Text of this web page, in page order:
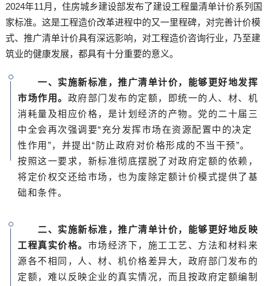
2024年11月，住房城乡建设部发布了建设工程量清单计价系列国
家标准。这是工程造价改革进程中的又一里程碑，对完善计价模
式、推广清单计价具有深远影响，对工程造价咨询行业，乃至建
筑业的健康发展，都具有十分重要的意义。
一、实施新标准，推广清单计价，能够更好地发挥
市场作用。 政府部门发布的定额，即统一的人、材、机
消耗量及相应价格，是计划经济的产物。党的二十届三
中全会再次强调要“充分发挥市场在资源配置中的决定
性作用”，并提出“防止政府对价格形成的不当干预”。
按照这一要求，新标准彻底摆脱了对政府定额的依赖，
将定价权交还给市场，也为废除定额计价模式提供了基
础和条件。
二、实施新标准，推广清单计价，能够更好地反映
工程真实价格。 市场经济下，施工工艺、方法和材料来
源各不相同，人、材、机价格差异大，政府部门发布的
定额，难以反映企业的真实情况，而且按政府定额编制